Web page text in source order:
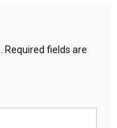
Required fields are